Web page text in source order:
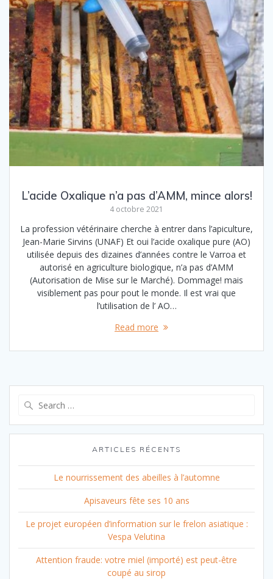
L’acide Oxalique n’a pas d’AMM, mince alors!
4 octobre 2021
La profession vétérinaire cherche à entrer dans l’apiculture,
Jean-Marie Sirvins (UNAF) Et oui l’acide oxalique pure (AO)
utilisée depuis des dizaines d’années contre le Varroa et
autorisé en agriculture biologique, n’a pas d’AMM
(Autorisation de Mise sur le Marché). Dommage! mais
visiblement pas pour pout le monde. Il est vrai que
l’utilisation de l’ AO…
Read more
ARTICLES RÉCENTS
Le nourrissement des abeilles à l’automne
Apisaveurs fête ses 10 ans
Le projet européen d’information sur le frelon asiatique :
Vespa Velutina
Attention fraude: votre miel (importé) est peut-être
coupé au sirop